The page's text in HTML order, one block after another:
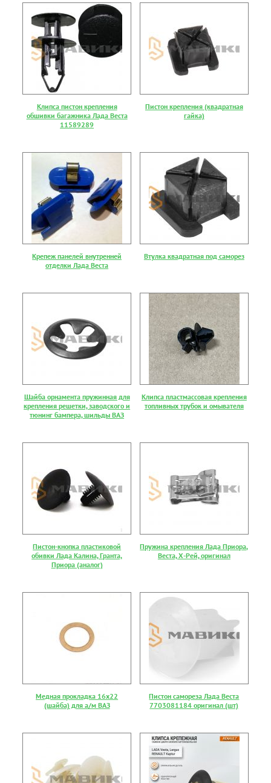
Клипса пистон крепления
обшивки багажника Лада Веста
11589289
Пистон крепления (квадратная
гайка)
Крепеж панелей внутренней
отделки Лада Веста
Втулка квадратная под саморез
Шайба орнамента пружинная для
крепления решетки, заводского и
тюнинг бампера, шильды ВАЗ
Клипса пластмассовая крепления
топливных трубок и омывателя
Пистон-кнопка пластиковой
обивки Лада Калина, Гранта,
Приора (аналог)
Пружина крепления Лада Приора,
Веста, Х-Рей, оригинал
Медная прокладка 16х22
(шайба) для а/м ВАЗ
Пистон самореза Лада Веста
7703081184 оригинал (шт)